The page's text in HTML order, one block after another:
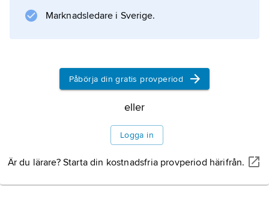
hantverkstradition och står bakom bilmodeller
som Alfa Romeo 2500 Coupé (1946), Peugeot
Information om artikeln
Marknadsledare i Sverige.
Påbörja din gratis provperiod
eller
Logga in
Är du lärare? Starta din kostnadsfria provperiod härifrån.